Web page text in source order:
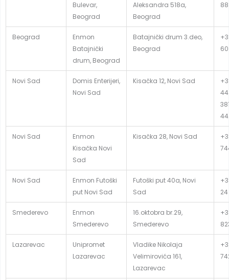
Bulevar,
Beograd
Aleksandra 518a,
Beograd
Beograd
Enmon
Batajnički
drum, Beograd
Batajnički drum 3.deo,
Beograd
Novi Sad
Domis Enterijeri,
Novi Sad
Kisačka 12, Novi Sad
Novi Sad
Enmon
Kisačka Novi
Sad
Kisačka 28, Novi Sad
Novi Sad
Enmon Futoški
put Novi Sad
Futoški put 40a, Novi
Sad
24
Smederevo
Enmon
Smederevo
16.oktobra br.29,
Smederevo
Lazarevac
Unipromet
Lazarevac
Vladike Nikolaja
Velimirovića 161,
Lazarevac